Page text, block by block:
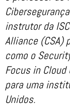
instrutor da
Alliance (CSA)
como o
Focus in
para uma
Unidos.